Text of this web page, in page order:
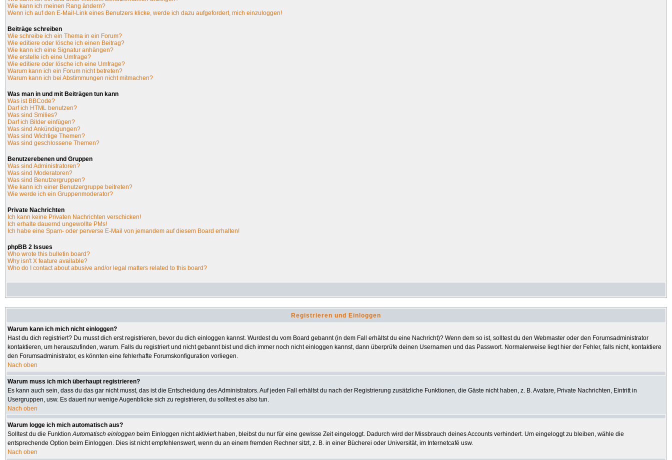
Wie kann ich meinen Rang ändern?
Wenn ich auf den E-Mail-Link eines Benutzers klicke, werde ich dazu aufgefordert, mich einzuloggen!
Beiträge schreiben
Wie schreibe ich ein Thema in ein Forum?
Wie editiere oder lösche ich einen Beitrag?
Wie kann ich eine Signatur anhängen?
Wie erstelle ich eine Umfrage?
Wie editiere oder lösche ich eine Umfrage?
Warum kann ich ein Forum nicht betreten?
Warum kann ich bei Abstimmungen nicht mitmachen?
Was man in und mit Beiträgen tun kann
Was ist BBCode?
Darf ich HTML benutzen?
Was sind Smilies?
Darf ich Bilder einfügen?
Was sind Ankündigungen?
Was sind Wichtige Themen?
Was sind geschlossene Themen?
Benutzerebenen und Gruppen
Was sind Administratoren?
Was sind Moderatoren?
Was sind Benutzergruppen?
Wie kann ich einer Benutzergruppe beitreten?
Wie werde ich ein Gruppenmoderator?
Private Nachrichten
Ich kann keine Privaten Nachrichten verschicken!
Ich erhalte dauernd ungewollte PMs!
Ich habe eine Spam- oder perverse E-Mail von jemandem auf diesem Board erhalten!
phpBB 2 Issues
Who wrote this bulletin board?
Why isn't X feature available?
Who do I contact about abusive and/or legal matters related to this board?
Registrieren und Einloggen
Warum kann ich mich nicht einloggen?
Hast du dich registriert? Du musst dich erst registrieren, bevor du dich einloggen kannst. Wurdest du vom Board gebannt (in dem Fall erhältst du eine Nachricht)? Wenn dem so ist, solltest du den Webmaster oder den Forumsadministrator
kontaktieren, um herauszufinden, warum. Falls du registriert und nicht gebannt bist und dich immer noch nicht einloggen kannst, dann überprüfe deinen Usernamen und das Passwort. Normalerweise liegt hier der Fehler, falls nicht, kontaktiere
den Forumsadministrator, es könnten eine fehlerhafte Forumskonfiguration vorliegen.
Nach oben
Warum muss ich mich überhaupt registrieren?
Es kann auch sein, dass du das gar nicht musst, das ist die Entscheidung des Administrators. Auf jeden Fall erhältst du nach der Registrierung zusätzliche Funktionen, die Gäste nicht haben, z. B. Avatare, Private Nachrichten, Eintritt in
Usergruppen, usw. Es dauert nur wenige Augenblicke sich zu registrieren, du solltest es also tun.
Nach oben
Warum logge ich mich automatisch aus?
Solltest du die FunktionAutomatisch einloggen beim Einloggen nicht aktiviert haben, bleibst du nur für eine gewisse Zeit eingeloggt. Dadurch wird der Missbrauch deines Accounts verhindert. Um eingeloggt zu bleiben, wähle die
entsprechende Option beim Einloggen. Dies ist nicht empfehlenswert, wenn du an einem fremden Rechner sitzt, z. B. in einer Bücherei oder Universität, im Internetcafé usw.
Nach oben